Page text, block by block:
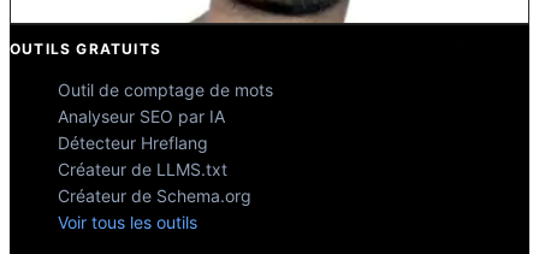
OUTILS GRATUITS
Outil de comptage de mots
Analyseur SEO par IA
Détecteur Hreflang
Créateur de LLMS.txt
Créateur de Schema.org
Voir tous les outils